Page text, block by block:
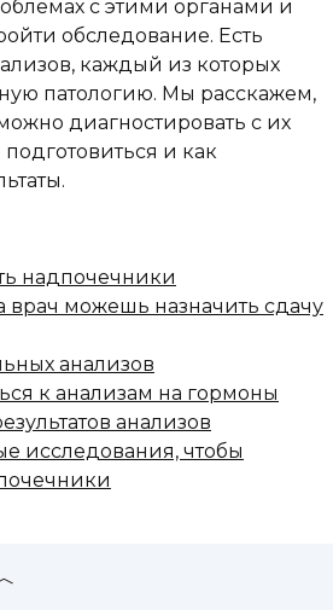
с этими органами и
обследование. Есть
каждый из которых
патологию. Мы расскажем,
диагностировать с их
и как
надпочечники
врач можешь назначить сдачу
анализов
к анализам на гормоны
анализов
исследования, чтобы